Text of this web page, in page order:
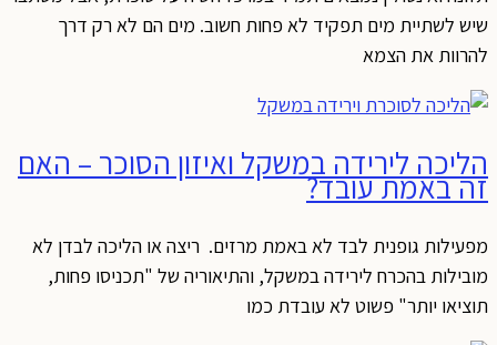
שיש לשתיית מים תפקיד לא פחות חשוב. מים הם לא רק דרך
להרוות את הצמא
הליכה לירידה במשקל ואיזון הסוכר – האם
זה באמת עובד?
מפעילות גופנית לבד לא באמת מרזים. ריצה או הליכה לבדן לא
מובילות בהכרח לירידה במשקל, והתיאוריה של "תכניסו פחות,
תוציאו יותר" פשוט לא עובדת כמו